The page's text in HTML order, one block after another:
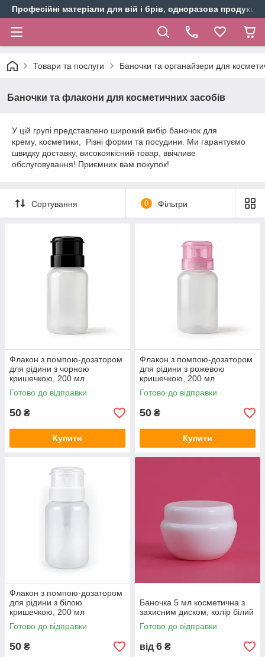
Професійні матеріали для вій і брів, одноразова продукція
Товари та послуги Баночки та органайзери для
Баночки та флакони для косметичних засобів
У цій групі представлено широкий вибір баночок для
крему, косметики, Різні форми та посудини. Ми гарантуємо
швидку доставку, високоякісний товар, ввічливе
обслуговування! Приємних вам покупок!
Сортування 0 Фільтри
Флакон з помпою-дозатором
для рідини з чорною
кришечкою, 200 мл
Готово до відправки
50 ₴
Купити
Флакон з помпою-дозатором
для рідини з рожевою
кришечкою, 200 мл
Готово до відправки
50 ₴
Купити
Флакон з помпою-дозатором
для рідини з білою
кришечкою, 200 мл
Готово до відправки
50 ₴
Баночка 5 мл косметична з
захисним диском, колір білий
Готово до відправки
від 6 ₴